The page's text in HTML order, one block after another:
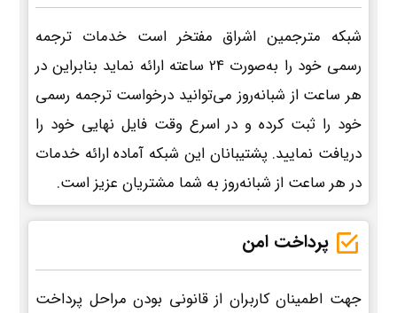
شبکه مترجمین اشراق مفتخر است خدمات ترجمه
رسمی خود را به‌صورت 24 ساعته ارائه نماید بنابراین در
هر ساعت از شبانه‌روز می‌توانید درخواست ترجمه رسمی
خود را ثبت کرده و در اسرع وقت فایل نهایی خود را
دریافت نمایید. پشتیبانان این شبکه آماده ارائه خدمات
در هر ساعت از شبانه‌روز به شما مشتریان عزیز است.
پرداخت امن
جهت اطمینان کاربران از قانونی بودن مراحل پرداخت